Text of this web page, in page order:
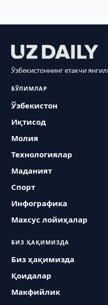
Ўзбекистоннинг етакчи
БЎЛИМЛАР
Ўзбекистон
Иқтисод
Молия
Технологиялар
Маданият
Спорт
Инфографика
Махсус лойиҳалар
БИЗ ҲАҚИМИЗДА
Биз ҳақимизда
Қоидалар
Макфийлик